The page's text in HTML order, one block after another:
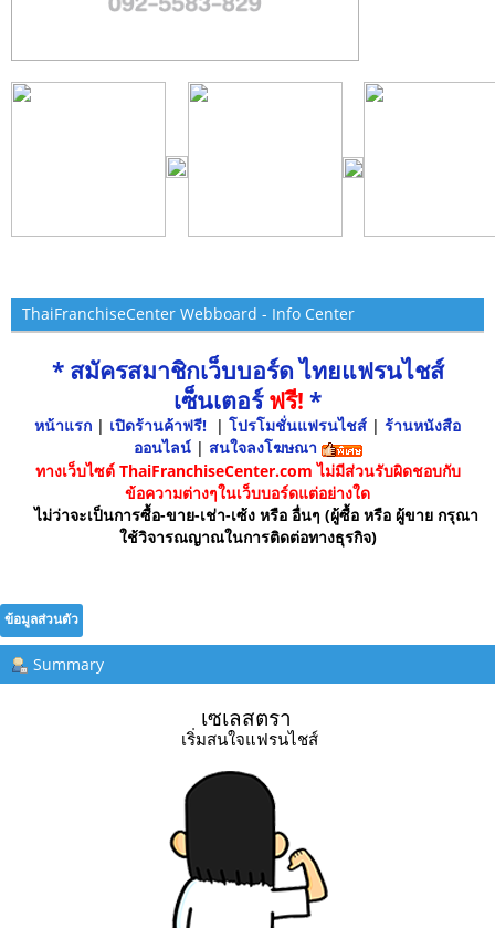
ThaiFranchiseCenter Webboard - Info Center
* สมัครสมาชิกเว็บบอร์ด ไทยแฟรนไชส์
เซ็นเตอร์ฟรี! *
หน้าแรก | เปิดร้านค้าฟรี! | โปรโมชั่นแฟรนไชส์ | ร้านหนังสือ
ออนไลน์ | สนใจลงโฆษณา
ทางเว็บไซต์ ThaiFranchiseCenter.com ไม่มีส่วนรับผิดชอบกับ
ข้อความต่างๆในเว็บบอร์ดแต่อย่างใด
ไม่ว่าจะเป็นการซื้อ-ขาย-เช่า-เซ้ง หรือ อื่นๆ (ผู้ซื้อ หรือ ผู้ขาย กรุณา
ใช้วิจารณญาณในการติดต่อทางธุรกิจ)
ข้อมูลส่วนตัว
Summary
เซเลสตรา
เริ่มสนใจแฟรนไชส์